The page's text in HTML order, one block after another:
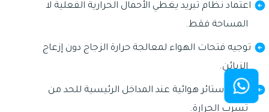
اعتماد نظام تبريد يغطي الأحمال الحرارية الفعلية لا
المساحة فقط.
توجيه فتحات الهواء لمعالجة حرارة الزجاج دون إزعاج
الزبائن.
تركيب ستائر هوائية عند المداخل الرئيسية للحد من
تسرب الحرارة.